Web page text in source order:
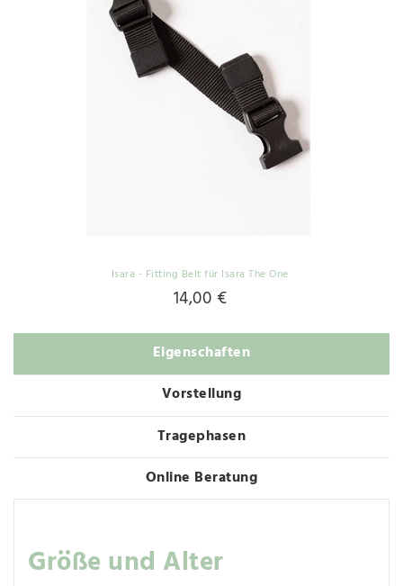
Isara - Fitting Belt für Isara The One
14,00 €
Eigenschaften
Vorstellung
Tragephasen
Online Beratung
Größe und Alter